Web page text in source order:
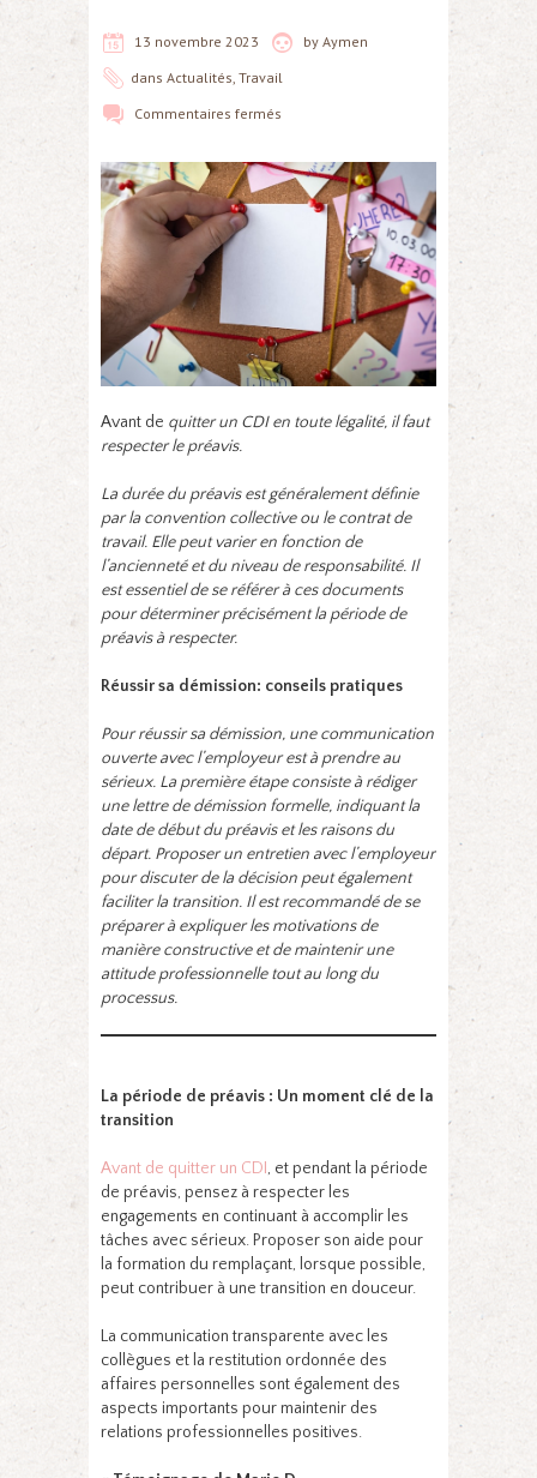
13 novembre 2023 by Aymen
dans Actualités Travail
Commentaires fermés
Avant de quitter un CDI en toute légalité, il faut
respecter le préavis.
La durée du préavis est généralement définie
par la convention collective ou le contrat de
travail. Elle peut varier en fonction de
l’ancienneté et du niveau de responsabilité. Il
est essentiel de se référer à ces documents
pour déterminer précisément la période de
préavis à respecter.
Réussir sa démission: conseils pratiques
Pour réussir sa démission, une communication
ouverte avec l’employeur est à prendre au
sérieux. La première étape consiste à rédiger
une lettre de démission formelle, indiquant la
date de début du préavis et les raisons du
départ. Proposer un entretien avec l’employeur
pour discuter de la décision peut également
faciliter la transition. Il est recommandé de se
préparer à expliquer les motivations de
manière constructive et de maintenir une
attitude professionnelle tout au long du
processus.
La période de préavis : Un moment clé de la
transition
Avant de quitter un CDI , et pendant la période
de préavis, pensez à respecter les
engagements en continuant à accomplir les
tâches avec sérieux. Proposer son aide pour
la formation du remplaçant, lorsque possible,
peut contribuer à une transition en douceur.
La communication transparente avec les
collègues et la restitution ordonnée des
affaires personnelles sont également des
aspects importants pour maintenir des
relations professionnelles positives.